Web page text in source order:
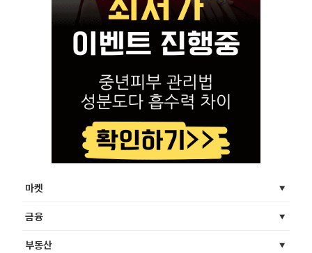
마켓
금융
부동산